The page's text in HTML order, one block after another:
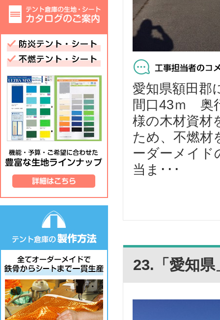
愛知県額田郡
間口43ｍ 奥
様の木材資材
ため、不燃材
ーダーメイド
当ま･･･
23.「愛知